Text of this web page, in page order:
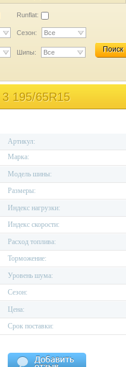
Runflat:
Сезон: Все
Шипы: Все Поиск
195/65R15
Артикул:
Марка:
Модель шины:
Размеры:
Индекс нагрузки:
Индекс скорости:
Расход топлива:
Торможение:
Уровень шума:
Сезон:
Цена:
Срок поставки: